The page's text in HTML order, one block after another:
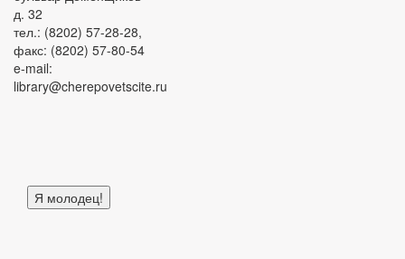
д. 32
тел.: (8202) 57-28-28,
факс: (8202) 57-80-54
e-mail:
library@cherepovetscite.ru